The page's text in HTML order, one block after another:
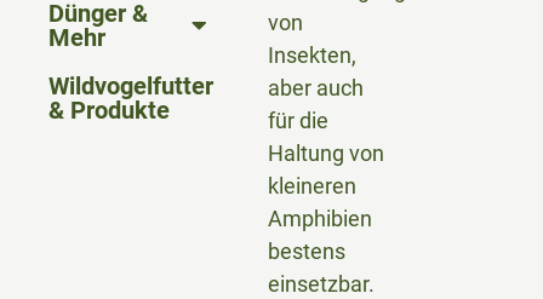
Dünger &
Mehr
Wildvogelfutter
& Produkte
von
Insekten,
aber auch
für die
Haltung von
kleineren
Amphibien
bestens
einsetzbar.